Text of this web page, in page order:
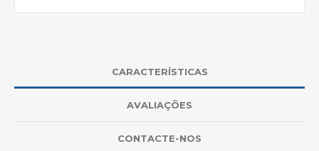
CARACTERÍSTICAS
AVALIAÇÕES
CONTACTE-NOS